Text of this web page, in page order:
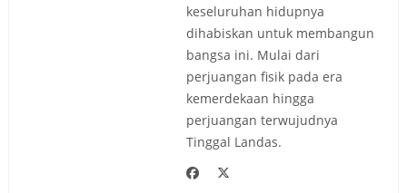
keseluruhan hidupnya
dihabiskan untuk membangun
bangsa ini. Mulai dari
perjuangan fisik pada era
kemerdekaan hingga
perjuangan terwujudnya
Tinggal Landas.